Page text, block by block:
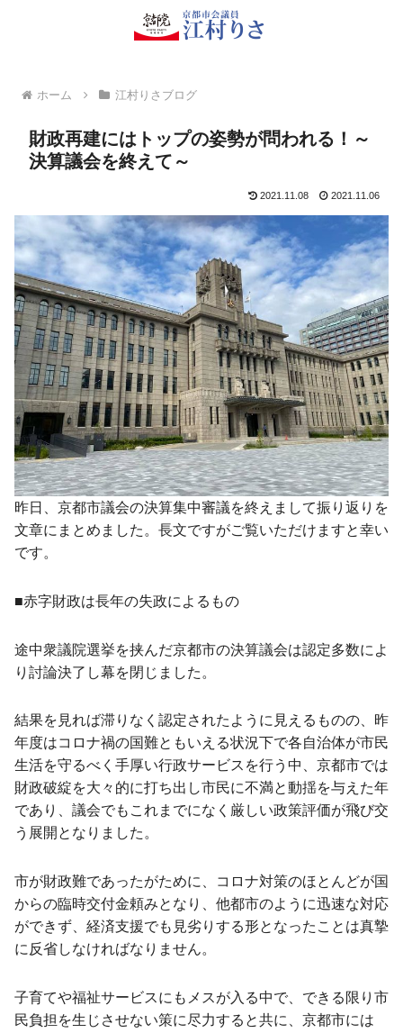
ホーム 江村りさブログ
財政再建にはトップの姿勢が問われる！～
決算議会を終えて～
2021.11.08 2021.11.06
昨日、京都市議会の決算集中審議を終えまして振り返りを
文章にまとめました。長文ですがご覧いただけますと幸い
です。
■赤字財政は長年の失政によるもの
途中衆議院選挙を挟んだ京都市の決算議会は認定多数によ
り討論決了し幕を閉じました。
結果を見れば滞りなく認定されたように見えるものの、昨
年度はコロナ禍の国難ともいえる状況下で各自治体が市民
生活を守るべく手厚い行政サービスを行う中、京都市では
財政破綻を大々的に打ち出し市民に不満と動揺を与えた年
であり、議会でもこれまでになく厳しい政策評価が飛び交
う展開となりました。
市が財政難であったがために、コロナ対策のほとんどが国
からの臨時交付金頼みとなり、他都市のように迅速な対応
ができず、経済支援でも見劣りする形となったことは真摯
に反省しなければなりません。
子育てや福祉サービスにもメスが入る中で、できる限り市
民負担を生じさせない策に尽力すると共に、京都市には